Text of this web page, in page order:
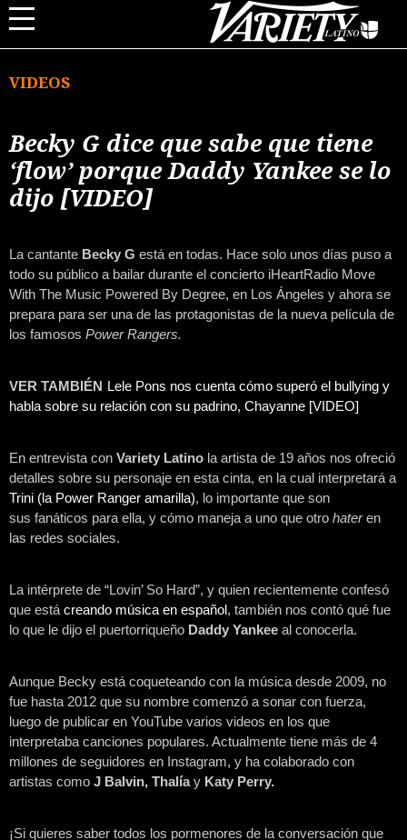
VIDEOS
Becky G dice que sabe que tiene
‘flow’ porque Daddy Yankee se lo
dijo [VIDEO]
La cantante Becky G está en todas. Hace solo unos días puso a
todo su público a bailar durante el concierto iHeartRadio Move
With The Music Powered By Degree, en Los Ángeles y ahora se
prepara para ser una de las protagonistas de la nueva película de
los famosos Power Rangers.
VER TAMBIÉN Lele Pons nos cuenta cómo superó el bullying y
habla sobre su relación con su padrino, Chayanne [VIDEO]
En entrevista con Variety Latino la artista de 19 años nos ofreció
detalles sobre su personaje en esta cinta, en la cual interpretará a
Trini (la Power Ranger amarilla), lo importante que son
sus fanáticos para ella, y cómo maneja a uno que otro hateren
las redes sociales.
La intérprete de “Lovin’ So Hard”, y quien recientemente confesó
que está creando música en español, también nos contó qué fue
lo que le dijo el puertorriqueño Daddy Yankee al conocerla.
Aunque Becky está coqueteando con la música desde 2009, no
fue hasta 2012 que su nombre comenzó a sonar con fuerza,
luego de publicar en YouTube varios videos en los que
interpretaba canciones populares. Actualmente tiene más de 4
millones de seguidores en Instagram, y ha colaborado con
artistas como J Balvin, Thalíay Katy Perry.
¡Si quieres saber todos los pormenores de la conversación que